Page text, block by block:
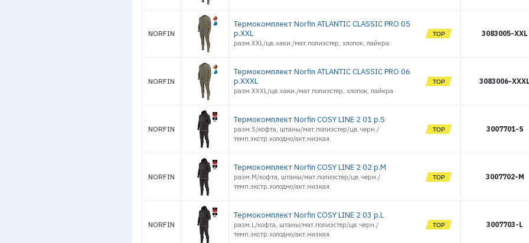
14915
14919
14922
16050
16053
16060
NORFIN
Термокомплект Norfin ATLANTIC CLASSIC PRO 05
р.XXL
разм.XXL/цв.хаки./мат.полиэстер, хлопок, лайкра
3083005-XXL
NORFIN
Термокомплект Norfin ATLANTIC CLASSIC PRO 06
р.XXXL
разм.XXXL/цв.хаки./мат.полиэстер, хлопок, лайкра
3083006-XXXL
NORFIN
Термокомплект Norfin COSY LINE 2 01 р.S
разм.S/кофта, штаны/мат.полиэстер/цв.черн./
темп.экстр.холодно/акт.низкая.
3007701-S
NORFIN
Термокомплект Norfin COSY LINE 2 02 р.M
разм.M/кофта, штаны/мат.полиэстер/цв.черн./
темп.экстр.холодно/акт.низкая.
3007702-M
NORFIN
Термокомплект Norfin COSY LINE 2 03 р.L
разм.L/кофта, штаны/мат.полиэстер/цв.черн./
темп.экстр.холодно/акт.низкая.
3007703-L